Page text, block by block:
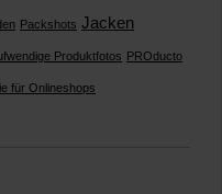
Packshots Jacken
Produktfotos PROducto
für Onlineshops